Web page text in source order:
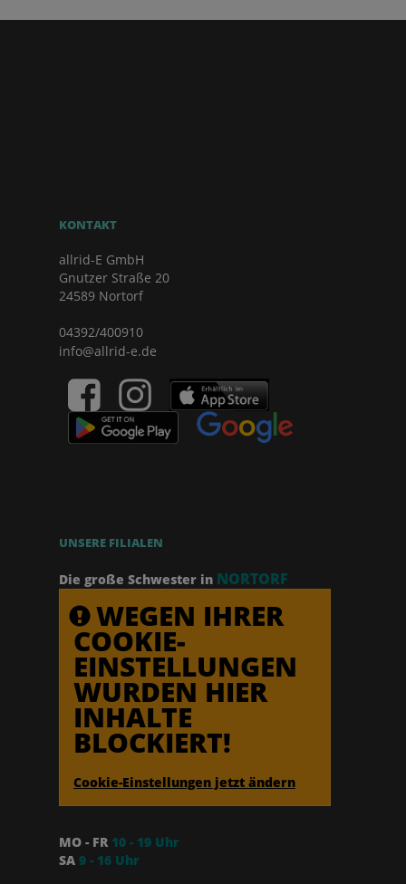
KONTAKT
allrid-E GmbH
Gnutzer Straße 20
24589 Nortorf
04392/400910
info@allrid-e.de
UNSERE FILIALEN
Die große Schwester in NORTORF
WEGEN IHRER
COOKIE-
EINSTELLUNGEN
WURDEN HIER
INHALTE
BLOCKIERT!
Cookie-Einstellungen jetzt ändern
MO - FR 10 - 19 Uhr
SA 9 - 16 Uhr